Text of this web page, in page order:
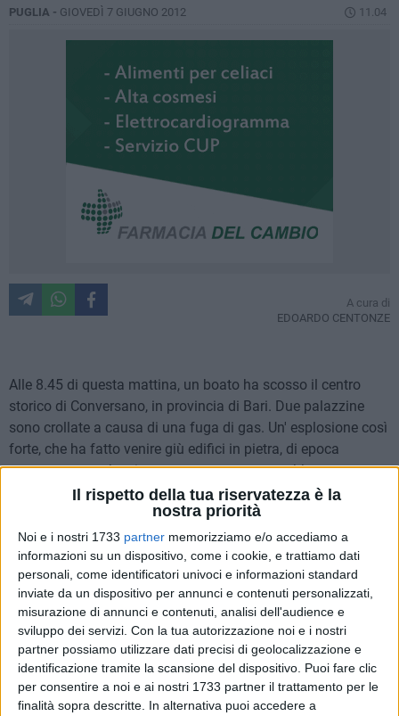
Il rispetto della tua riservatezza è la
nostra priorità
Noi e i nostri 1733 partner memorizziamo e/o accediamo a
informazioni su un dispositivo, come i cookie, e trattiamo dati
personali, come identificatori univoci e informazioni standard
inviate da un dispositivo per annunci e contenuti personalizzati,
misurazione di annunci e contenuti, analisi dell'audience e
sviluppo dei servizi. Con la tua autorizzazione noi e i nostri
partner possiamo utilizzare dati precisi di geolocalizzazione e
identificazione tramite la scansione del dispositivo. Puoi fare clic
per consentire a noi e ai nostri 1733 partner il trattamento per le
finalità sopra descritte. In alternativa puoi accedere a
PUGLIA - GIOVEDÌ 7 GIUGNO 2012 11.04
A cura di
EDOARDO CENTONZE
Alle 8.45 di questa mattina, un boato ha scosso il centro
storico di Conversano, in provincia di Bari. Due palazzine
sono crollate a causa di una fuga di gas. Un' esplosione così
forte, che ha fatto venire giù edifici in pietra, di epoca
settecentesca, che si poteva pensare essere abbastanza
resistenti. Dopo il tragico crollo del 3 Ottobre a Barletta, la
Puglia si trova a rivivere momenti drammatici, che
naturalmente si spera possano concludersi nel migliore dei
modi.
Al momento ci sarebbe una famiglia dispersa, di turisti di
origini italiane ma residenti in Olanda, formata da marito (il
cui cellulare squilla senza risposta), moglie e un bambino di
18 mesi. Secondo quanto riferito dal sindaco di Conversano,
i soccorsi sono stati tempestivi: ci sono per ora 10 feriti non
gravi, di cui 1 bambino, feriti di riflesso, e non coinvolti dalle